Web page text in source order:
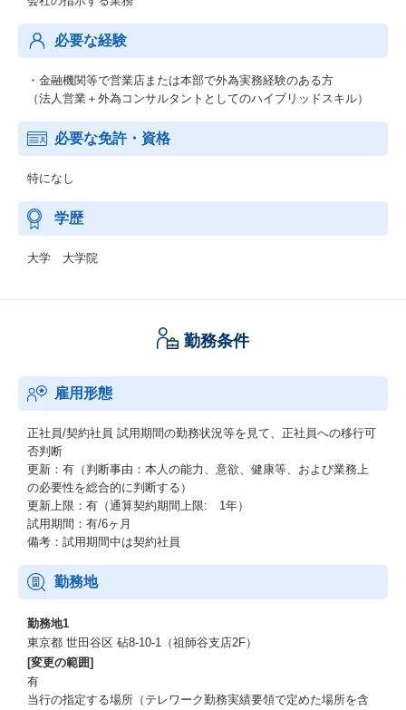
必要な経験
・金融機関等で営業店または本部で外為実務経験のある方
（法人営業＋外為コンサルタントとしてのハイブリッドスキル）
必要な免許・資格
特になし
学歴
大学 大学院
勤務条件
雇用形態
正社員/契約社員 試用期間の勤務状況等を見て、正社員への移行可
否判断
更新：有（判断事由：本人の能力、意欲、健康等、および業務上
の必要性を総合的に判断する）
更新上限：有（通算契約期間上限: 1年）
試用期間：有/6ヶ月
備考：試用期間中は契約社員
勤務地
勤務地1
東京都 世田谷区 砧8-10-1（祖師谷支店2F）
[変更の範囲]
有
当行の指定する場所（テレワーク勤務実績要領で定めた場所を含